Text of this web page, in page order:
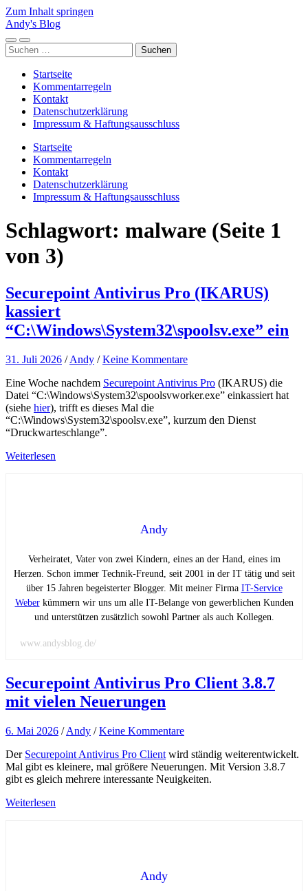
Zum Inhalt springen
Andy's Blog
Mobile-
Menü
Suchfeld
ein-/ausblenden
Suchen
nach:
Startseite
Kommentarregeln
Kontakt
Datenschutzerklärung
Impressum & Haftungsausschluss
Startseite
Kommentarregeln
Kontakt
Datenschutzerklärung
Impressum & Haftungsausschluss
Schlagwort: malware (Seite 1
von 3)
Securepoint Antivirus Pro (IKARUS)
kassiert
“C:\Windows\System32\spoolsv.exe” ein
31. Juli 2026 /Andy /Keine Kommentare
Eine Woche nachdem Securepoint Antivirus Pro (IKARUS) die
Datei “C:\Windows\System32\spoolsvworker.exe” einkassiert hat
(siehe hier), trifft es dieses Mal die
“C:\Windows\System32\spoolsv.exe”, kurzum den Dienst
“Druckwarteschlange”.
Weiterlesen
Andy
Verheiratet, Vater von zwei Kindern, eines an der Hand, eines im
Herzen. Schon immer Technik-Freund, seit 2001 in der IT tätig und seit
über 15 Jahren begeisterter Blogger. Mit meiner Firma IT-Service
Weberkümmern wir uns um alle IT-Belange von gewerblichen Kunden
und unterstützen zusätzlich sowohl Partner als auch Kollegen.
www.andysblog.de/
Securepoint Antivirus Pro Client 3.8.7
mit vielen Neuerungen
6. Mai 2026 /Andy /Keine Kommentare
Der Securepoint Antivirus Pro Client wird ständig weiterentwickelt.
Mal gibt es kleinere, mal größere Neuerungen. Mit Version 3.8.7
gibt es gleich mehrere interessante Neuigkeiten.
Weiterlesen
Andy